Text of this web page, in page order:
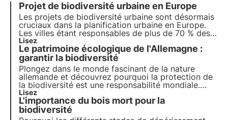
Projet de biodiversité urbaine en Europe
Les projets de biodiversité urbaine sont désormais
cruciaux dans la planification urbaine en Europe.
Les villes étant responsables de plus de 70 % des
émissions mondiales de carbone, il est devenu
essentiel d'intégrer des solutions basées sur la
nature pour réduire l'impact environnemental.
Lisez
Le patrimoine écologique de l'Allemagne :
garantir la biodiversité
Plongez dans le monde fascinant de la nature
allemande et découvrez pourquoi la protection de
la biodiversité est une responsabilité mondiale.
Apprends à connaître les mesures de conservation
des habitats, la protection des océans et le rôle de
la recherche dans la gestion de la biodiversité.
Lisez
L'importance du bois mort pour la
biodiversité